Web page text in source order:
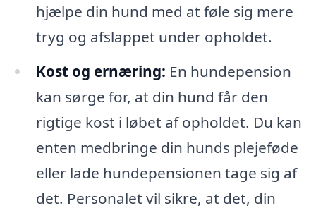
hjælpe din hund med at føle sig mere
tryg og afslappet under opholdet.
Kost og ernæring: En hundepension
kan sørge for, at din hund får den
rigtige kost i løbet af opholdet. Du kan
enten medbringe din hunds plejeføde
eller lade hundepensionen tage sig af
det. Personalet vil sikre, at det, din